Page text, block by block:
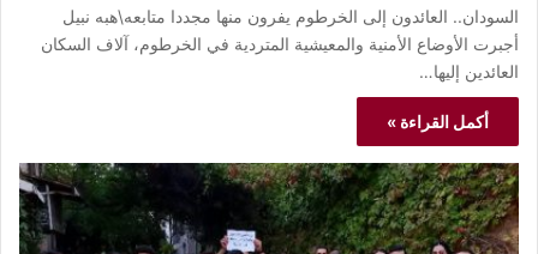
السودان.. العائدون إلى الخرطوم يفرون منها مجددا متابعه\هبه نبيل
أجبرت الأوضاع الأمنية والمعيشية المتردية في الخرطوم، آلاف السكان
العائدين إليها…
أكمل القراءة »